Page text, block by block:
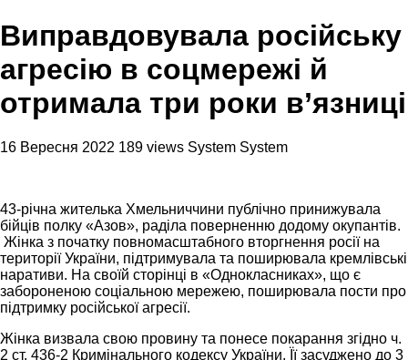
Виправдовувала російську
агресію в соцмережі й
отримала три роки в’язниці
16 Вересня 2022 189 views System System
43-річна жителька Хмельниччини публічно принижувала
бійців полку «Азов», раділа поверненню додому окупантів.
Жінка з початку повномасштабного вторгнення росії на
території України, підтримувала та поширювала кремлівські
наративи. На своїй сторінці в «Однокласниках», що є
забороненою соціальною мережею, поширювала пости про
підтримку російської агресії.
Жінка визвала свою провину та понесе покарання згідно ч.
2 ст. 436-2 Кримінального кодексу України. Її засуджено до 3